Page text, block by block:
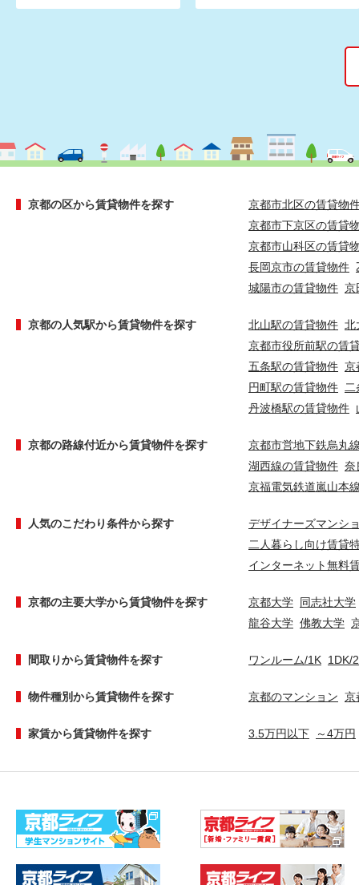
京都の区から賃貸物件を探す
京都市北区の賃貸物
京都市下京区の賃貸
京都市山科区の賃貸
長岡京市の賃貸物件
城陽市の賃貸物件 京
京都の人気駅から賃貸物件を探す 北山駅の賃貸物件 北
京都市役所前駅の賃
五条駅の賃貸物件 京
円町駅の賃貸物件
丹波橋駅の賃貸物件
京都の路線付近から賃貸物件を探す
京都市営地下鉄烏丸
湖西線の賃貸物件 奈
京福電気鉄道嵐山本
人気のこだわり条件から探す
デザイナーズマンシ
二人暮らし向け賃貸
インターネット無料
京都の主要大学から賃貸物件を探す 京都大学 同志社大学
龍谷大学 佛教大学
間取りから賃貸物件を探す ワンルーム/1K 1DK/
物件種別から賃貸物件を探す 京都のマンション 京
家賃から賃貸物件を探す 3.5万円以下 ～4万円